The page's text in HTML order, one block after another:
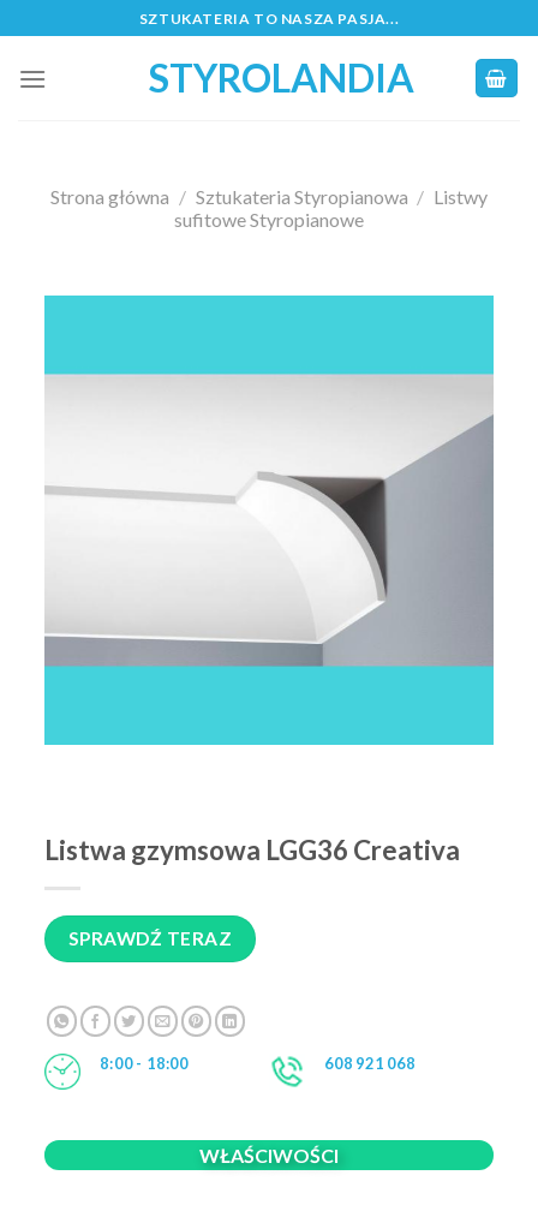
to
content
SZTUKATERIA TO NASZA PASJA...
STYROLANDIA
Strona główna / Sztukateria Styropianowa / Listwy
sufitowe Styropianowe
Listwa gzymsowa LGG36 Creativa
SPRAWDŹ TERAZ
8:00 - 18:00 608 921 068
WŁAŚCIWOŚCI